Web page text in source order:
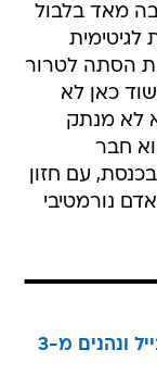
מאד בלבול
לגיטימית
הסתה לטרור
כאן לא
לא מנתק
חבר
עם חזון
נורמטיבי
עוברים עכשיו לוואלה מובייל ונהנים מ-3